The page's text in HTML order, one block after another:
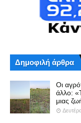
Δημοφιλή άρθρα
Οι
άλλο:
μιας